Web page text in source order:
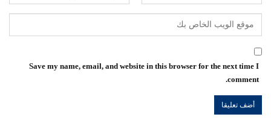
Save my name, email, and website in this browser for the next time I
comment.